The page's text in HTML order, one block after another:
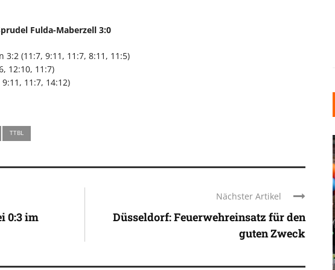
Fulda-Maberzell 3:0
(11:7, 9:11, 11:7, 8:11, 11:5)
12:10, 11:7)
11:7, 14:12)
TTBL
0:3 im
Nächster Artikel
Düsseldorf: Feuerwehreinsatz für den
guten Zweck
INDUSTRIELLER CHIC: WIE
KUNSTSTOFFFENSTER DEN
EINFAMILIENHAUS